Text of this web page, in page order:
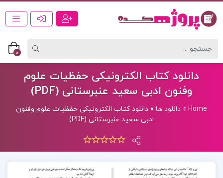
0
دانلود کتاب الکترونیکی حفظیات علوم
وفنون ادبی سعید عنبرستانی (PDF)
Home
» دانلود ها » دانلود کتاب الکترونیکی حفظیات علوم وفنون
ادبی سعید عنبرستانی (PDF)